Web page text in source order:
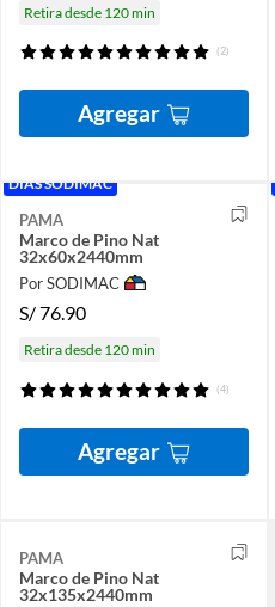
Retira desde 120 min
(2)
Agregar
DÍAS SODIMAC
PAMA
Marco de Pino Nat
32x60x2440mm
Por SODIMAC
S/76.90
Retira desde 120 min
(4)
Agregar
PAMA
Marco de Pino Nat
32x135x2440mm